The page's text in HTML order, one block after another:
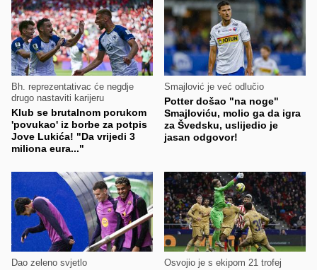
Bh. reprezentativac će negdje
drugo nastaviti karijeru
Klub se brutalnom porukom
'povukao' iz borbe za potpis
Jove Lukića! "Da vrijedi 3
miliona eura..."
Smajlović je već odlučio
Potter došao "na noge"
Smajloviću, molio ga da igra
za Švedsku, uslijedio je
jasan odgovor!
Dao zeleno svjetlo Osvojio je s ekipom 21 trofej